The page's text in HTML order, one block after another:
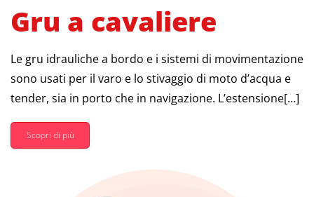
Gru a cavaliere
Le gru idrauliche a bordo e i sistemi di movimentazione
sono usati per il varo e lo stivaggio di moto d’acqua e
tender, sia in porto che in navigazione. L’estensione[…]
Scopri di più